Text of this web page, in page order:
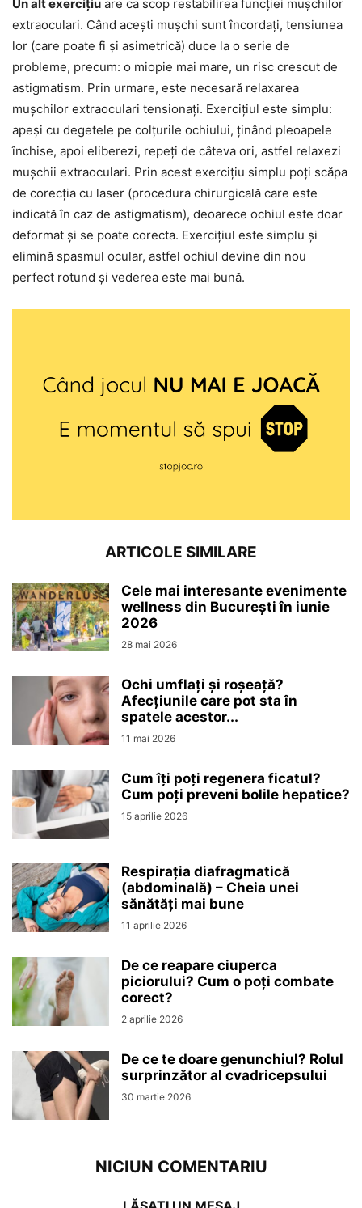
Un alt exercițiu are ca scop restabilirea funcției mușchilor
extraoculari. Când acești mușchi sunt încordați, tensiunea
lor (care poate fi și asimetrică) duce la o serie de
probleme, precum: o miopie mai mare, un risc crescut de
astigmatism. Prin urmare, este necesară relaxarea
mușchilor extraoculari tensionați. Exercițiul este simplu:
apeși cu degetele pe colțurile ochiului, ținând pleoapele
închise, apoi eliberezi, repeți de câteva ori, astfel relaxezi
mușchii extraoculari. Prin acest exercițiu simplu poți scăpa
de corecția cu laser (procedura chirurgicală care este
indicată în caz de astigmatism), deoarece ochiul este doar
deformat și se poate corecta. Exercițiul este simplu și
elimină spasmul ocular, astfel ochiul devine din nou
perfect rotund și vederea este mai bună.
ARTICOLE SIMILARE
Cele mai interesante evenimente
wellness din București în iunie
2026
28 mai 2026
Ochi umflați și roșeață?
Afecțiunile care pot sta în
spatele acestor...
11 mai 2026
Cum îți poți regenera ficatul?
Cum poți preveni bolile hepatice?
15 aprilie 2026
Respirația diafragmatică
(abdominală) – Cheia unei
sănătăți mai bune
11 aprilie 2026
De ce reapare ciuperca
piciorului? Cum o poți combate
corect?
2 aprilie 2026
De ce te doare genunchiul? Rolul
surprinzător al cvadricepsului
30 martie 2026
NICIUN COMENTARIU